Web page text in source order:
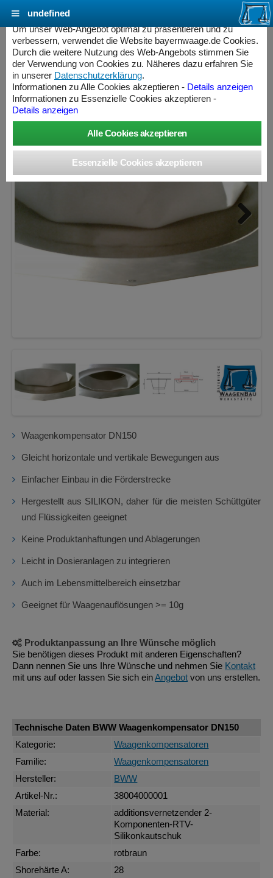
BWW Waagenkompensator DN150
Next
Waagenkompensator DN150
Gleicht horizontale und vertikale Bewegungen aus
Einfacher Einbau in die Förderstrecke
Hergestellt aus SILIKON, daher für die meisten Schüttgüter
und Flüssigkeiten geeignet
Keine Produktanhaftungen und Ablagerungen
Leicht in Dosieranlagen zu integrieren
Auch im Lebensmittelbereich einsetzbar
Geeignet für Waagenauflösungen >= 10g
Produktanpassung an Ihre Wünsche möglich
Sie benötigen dieses Produkt mit anderen Eigenschaften?
Dann nennen Sie uns Ihre Wünsche und nehmen Sie Kontakt
mit uns auf oder lassen Sie sich einAngebot von uns erstellen.
Technische Daten BWW Waagenkompensator DN150
Kategorie:
Waagenkompensatoren
Familie:
Waagenkompensatoren
Hersteller:
BWW
Artikel-Nr.:
38004000001
Material:
additionsvernetzender 2-
Komponenten-RTV-
Silikonkautschuk
Farbe:
rotbraun
Shorehärte A:
28
Cookie Einstellungen - bayernwaage.de
Um unser Web-Angebot optimal zu präsentieren und zu
verbessern, verwendet die Website bayernwaage.de Cookies.
Durch die weitere Nutzung des Web-Angebots stimmen Sie
der Verwendung von Cookies zu. Näheres dazu erfahren Sie
in unserer Datenschutzerklärung.
Informationen zu Alle Cookies akzeptieren - Details anzeigen
Informationen zu Essenzielle Cookies akzeptieren -
Details anzeigen
undefined
Controller